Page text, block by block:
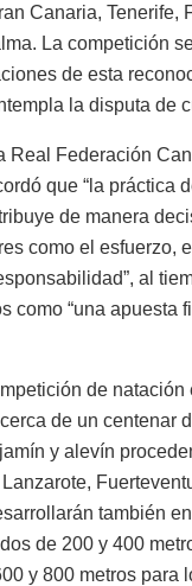
Canaria, Tenerife,
La competición
de esta
la disputa de
Real Federación
que “la práctica
de manera
como el esfuerzo,
al
como “una apuesta
de natación
de un centenar
y alevín
también
de 200 y 400
y 800 metros para